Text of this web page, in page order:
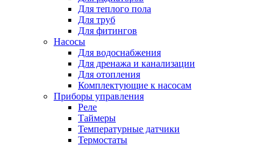
Для теплого пола
Для труб
Для фитингов
Насосы
Для водоснабжения
Для дренажа и канализации
Для отопления
Комплектующие к насосам
Приборы управления
Реле
Таймеры
Температурные датчики
Термостаты